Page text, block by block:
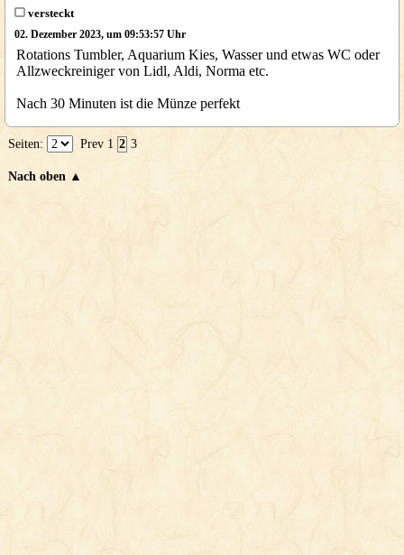
versteckt
02. Dezember 2023, um 09:53:57 Uhr
Rotations Tumbler, Aquarium Kies, Wasser und etwas WC oder
Allzweckreiniger von Lidl, Aldi, Norma etc.
Nach 30 Minuten ist die Münze perfekt
Seiten: Prev 1 2 3
Nach oben ▲